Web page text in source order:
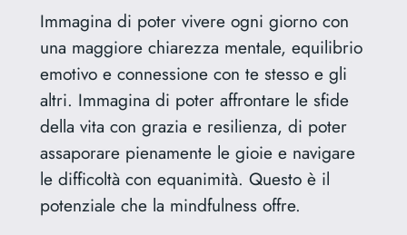
Immagina di poter vivere ogni giorno con
una maggiore chiarezza mentale, equilibrio
emotivo e connessione con te stesso e gli
altri. Immagina di poter affrontare le sfide
della vita con grazia e resilienza, di poter
assaporare pienamente le gioie e navigare
le difficoltà con equanimità. Questo è il
potenziale che la mindfulness offre.